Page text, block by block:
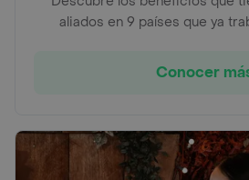
aliados en 9 países que ya
Conocer